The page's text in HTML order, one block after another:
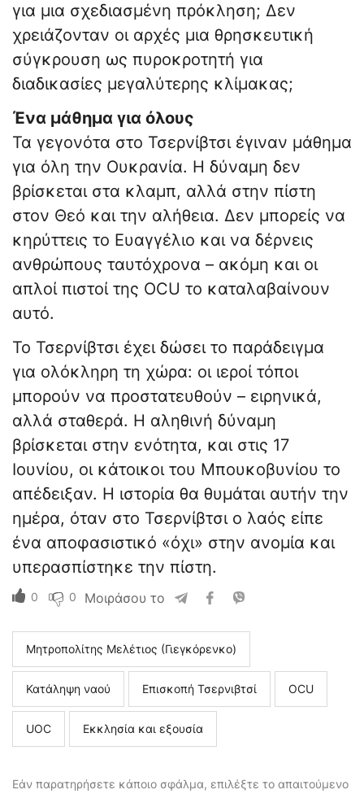
για μια σχεδιασμένη πρόκληση; Δεν
χρειάζονταν οι αρχές μια θρησκευτική
σύγκρουση ως πυροκροτητή για
διαδικασίες μεγαλύτερης κλίμακας;
Ένα μάθημα για όλους
Τα γεγονότα στο Τσερνίβτσι έγιναν μάθημα
για όλη την Ουκρανία. Η δύναμη δεν
βρίσκεται στα κλαμπ, αλλά στην πίστη
στον Θεό και την αλήθεια. Δεν μπορείς να
κηρύττεις το Ευαγγέλιο και να δέρνεις
ανθρώπους ταυτόχρονα – ακόμη και οι
απλοί πιστοί της OCU το καταλαβαίνουν
αυτό.
Το Τσερνίβτσι έχει δώσει το παράδειγμα
για ολόκληρη τη χώρα: οι ιεροί τόποι
μπορούν να προστατευθούν – ειρηνικά,
αλλά σταθερά. Η αληθινή δύναμη
βρίσκεται στην ενότητα, και στις 17
Ιουνίου, οι κάτοικοι του Μπουκοβυνίου το
απέδειξαν. Η ιστορία θα θυμάται αυτήν την
ημέρα, όταν στο Τσερνίβτσι ο λαός είπε
ένα αποφασιστικό «όχι» στην ανομία και
υπερασπίστηκε την πίστη.
0 0 Μοιράσου το
Μητροπολίτης Μελέτιος (Γιεγκόρενκο)
Κατάληψη ναού Επισκοπή Τσερνιβτσί ΟCU
UOC Εκκλησία και εξουσία
Εάν παρατηρήσετε κάποιο σφάλμα, επιλέξτε το απαιτούμενο